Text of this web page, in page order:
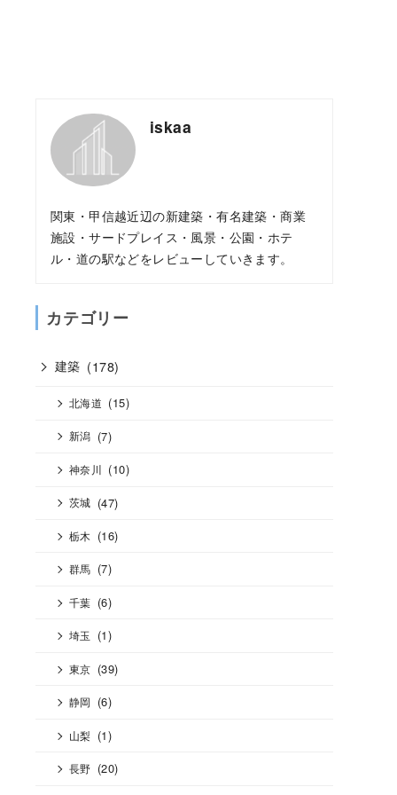
iskaa
関東・甲信越近辺の新建築・有名建築・商業
施設・サードプレイス・風景・公園・ホテ
ル・道の駅などをレビューしていきます。
カテゴリー
建築 (178)
北海道 (15)
新潟 (7)
神奈川 (10)
茨城 (47)
栃木 (16)
群馬 (7)
千葉 (6)
埼玉 (1)
東京 (39)
静岡 (6)
山梨 (1)
長野 (20)